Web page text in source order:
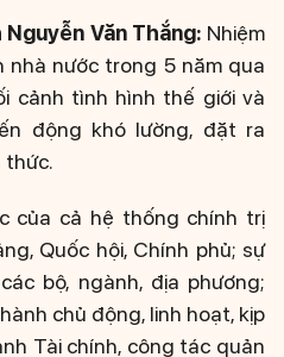
Văn Thắng: Nhiệm
nhà nước trong 5 năm qua
cảnh tình hình thế giới và
động khó lường, đặt ra
thức.
của cả hệ thống chính trị
Quốc hội, Chính phủ; sự
bộ, ngành, địa phương;
chủ động, linh hoạt, kịp
Tài chính, công tác quản